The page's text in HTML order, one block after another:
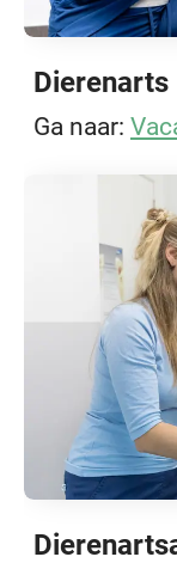
Dierenarts
Ga naar: